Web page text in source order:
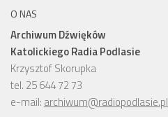
O NAS
Archiwum Dźwięków
Katolickiego Radia Podlasie
Krzysztof Skorupka
tel. 25 644 72 73
e-mail: archiwum@radiopodlasie.pl